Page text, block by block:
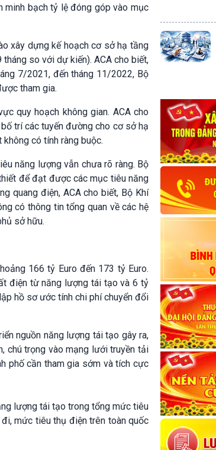
minh bạch tỷ lệ đóng góp vào mục
xây dựng kế hoạch cơ sở hạ tầng
so với dự kiến). ACA cho biết,
7/2021, đến tháng 11/2022, Bộ
tham gia.
quy hoạch không gian. ACA cho
trí các tuyến đường cho cơ sở hạ
có tính ràng buộc.
năng lượng vẫn chưa rõ ràng. Bộ
để đạt được các mục tiêu năng
quang điện, ACA cho biết, Bộ Khí
có thông tin tổng quan về các hệ
sở hữu.
166 tỷ Euro đến 173 tỷ Euro.
điện từ năng lượng tái tạo và 6 tỷ
hồ sơ ước tính chi phí chuyển đổi
nguồn năng lượng tái tạo gây ra,
chú trọng vào mạng lưới truyền tải
phố cần tham gia sớm và tích cực
lượng tái tạo trong tổng mức tiêu
mức tiêu thụ điện trên toàn quốc